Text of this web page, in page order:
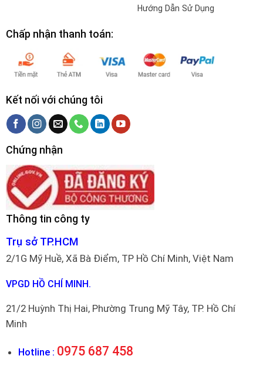
Hướng Dẫn Sử Dụng
Chấp nhận thanh toán:
Kết nối với chúng tôi
Chứng nhận
Thông tin công ty
Trụ sở TP.HCM
2/1G Mỹ Huề, Xã Bà Điểm, TP Hồ Chí Minh, Việt Nam
VPGD HỒ CHÍ MINH.
21/2 Huỳnh Thị Hai, Phường Trung Mỹ Tây, TP. Hồ Chí
Minh
Hotline : 0975 687 458